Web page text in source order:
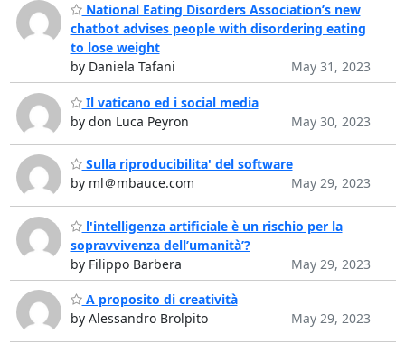
National Eating Disorders Association’s new
chatbot advises people with disordering eating
to lose weight
by Daniela Tafani
May 31, 2023
Il vaticano ed i social media
by don Luca Peyron
May 30, 2023
Sulla riproducibilita' del software
by ml＠mbauce.com
May 29, 2023
l'intelligenza artificiale è un rischio per la
sopravvivenza dell’umanità’?
by Filippo Barbera
May 29, 2023
A proposito di creatività
by Alessandro Brolpito
May 29, 2023